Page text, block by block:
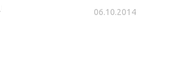
06.10.2014